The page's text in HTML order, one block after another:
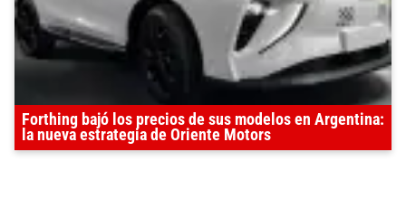
Forthing bajó los precios de sus modelos en Argentina:
la nueva estrategia de Oriente Motors